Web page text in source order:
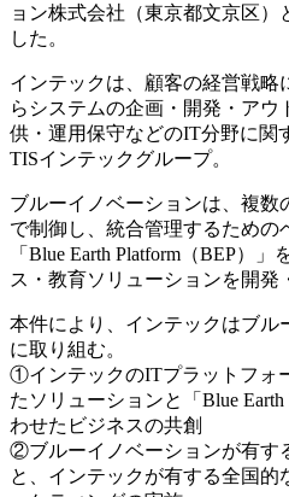
ョン株式会社（東京都文京区
した。
インテックは、顧客の経営戦
らシステムの企画・開発・アウ
供・運用保守などのIT分野に関
TISインテックグループ。
ブルーイノベーションは、複数
で制御し、統合管理するための
「Blue Earth Platform（BEP）
ス・教育ソリューションを開発
本件により、インテックはブル
に取り組む。
①インテックのITプラットフォ
たソリューションと「Blue
わせたビジネスの共創
②ブルーイノベーションが有す
と、インテックが有する全国